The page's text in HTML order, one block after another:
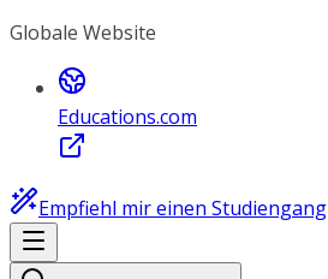
Globale Website
Educations.com
Empfiehl mir einen Studiengang